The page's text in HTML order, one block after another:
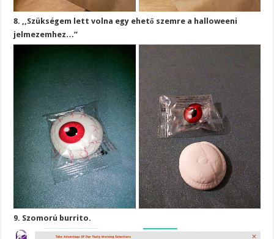
8. ,,Szükségem lett volna egy ehető szemre a halloweeni
jelmezemhez…”
9. Szomorú burrito.